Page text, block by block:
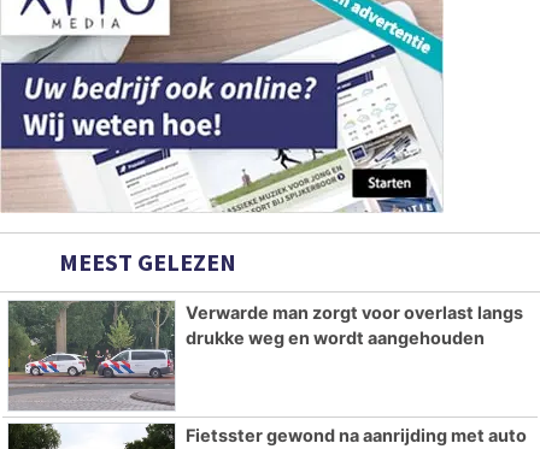
MEEST GELEZEN
Verwarde man zorgt voor overlast langs
drukke weg en wordt aangehouden
Fietsster gewond na aanrijding met auto